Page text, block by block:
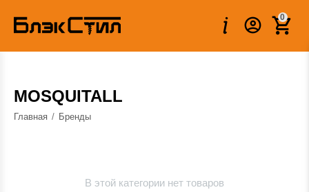
0
MOSQUITALL
Главная / Бренды
В этой категории нет товаров